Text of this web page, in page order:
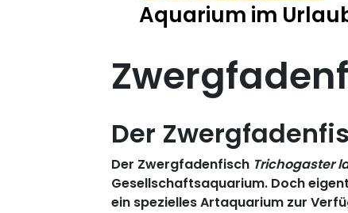
Aquarium im
Der
Der Zwergfadenfisch Trichogaster
Gesellschaftsaquarium. Doch
ein spezielles Artaquarium zur